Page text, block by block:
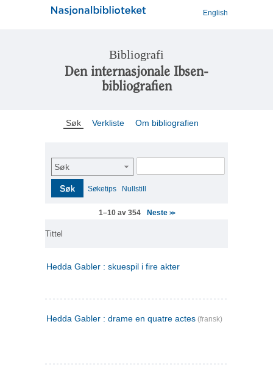
English
Bibliografi
Den internasjonale Ibsen-
bibliografien
Søk Verkliste Om bibliografien
Søk
Søk Søketips Nullstill
1–10 av 354 Neste >>
Tittel
Hedda Gabler : skuespil i fire akter
Hedda Gabler : drame en quatre actes (fransk)